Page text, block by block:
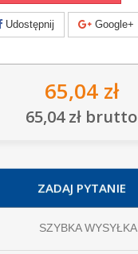
Udostępnij Google+
65,04 zł
65,04 zł brutto
ZADAJ PYTANIE
SZYBKA WYSYŁKA